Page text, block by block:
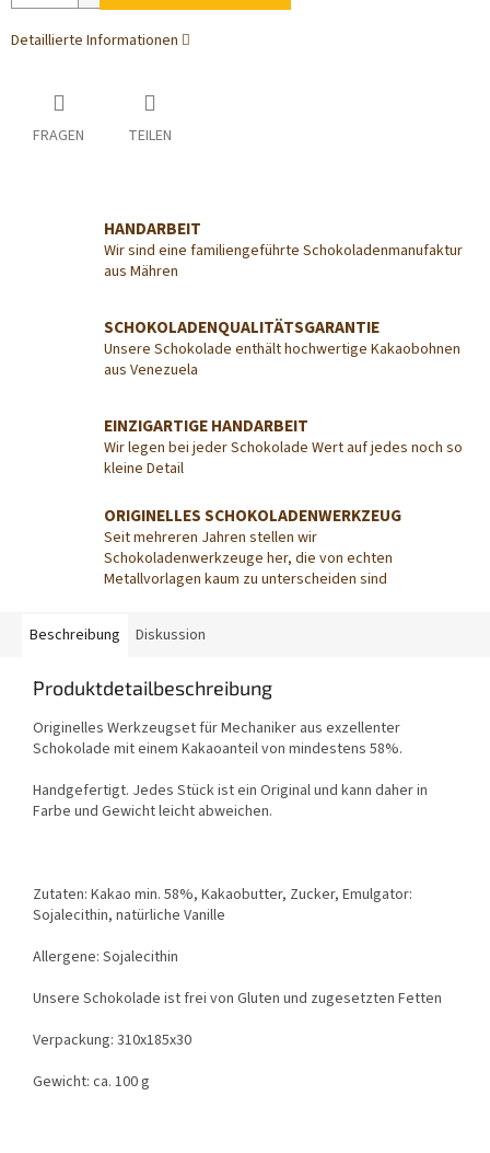
Detaillierte Informationen
FRAGEN TEILEN
HANDARBEIT
Wir sind eine familiengeführte Schokoladenmanufaktur
aus Mähren
SCHOKOLADENQUALITÄTSGARANTIE
Unsere Schokolade enthält hochwertige Kakaobohnen
aus Venezuela
EINZIGARTIGE HANDARBEIT
Wir legen bei jeder Schokolade Wert auf jedes noch so
kleine Detail
ORIGINELLES SCHOKOLADENWERKZEUG
Seit mehreren Jahren stellen wir
Schokoladenwerkzeuge her, die von echten
Metallvorlagen kaum zu unterscheiden sind
Beschreibung Diskussion
Produktdetailbeschreibung
Originelles Werkzeugset für Mechaniker aus exzellenter
Schokolade mit einem Kakaoanteil von mindestens 58%.
Handgefertigt. Jedes Stück ist ein Original und kann daher in
Farbe und Gewicht leicht abweichen.
Zutaten: Kakao min. 58%, Kakaobutter, Zucker, Emulgator:
Sojalecithin, natürliche Vanille
Allergene: Sojalecithin
Unsere Schokolade ist frei von Gluten und zugesetzten Fetten
Verpackung: 310x185x30
Gewicht: ca. 100 g